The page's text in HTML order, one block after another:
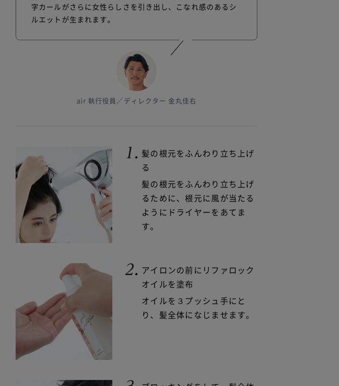
字カールがさらに女性らしさを引き出し、こなれ感のあるシ
ルエットが生まれます。
air 執行役員／ディレクター 金丸佳右
髪の根元をふんわり立ち上げ
る
髪の根元をふんわり立ち上げ
るために、根元に風が当たる
ようにドライヤーをあてま
す。
アイロンの前にリファロック
オイルを塗布
オイルを３プッシュ手にと
り、髪全体になじませます。